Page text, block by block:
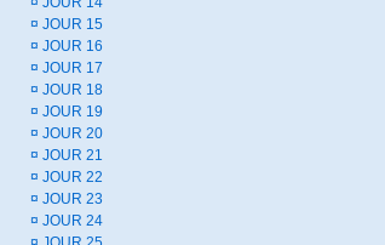
¤ JOUR 15
¤ JOUR 16
¤ JOUR 17
¤ JOUR 18
¤ JOUR 19
¤ JOUR 20
¤ JOUR 21
¤ JOUR 22
¤ JOUR 23
¤ JOUR 24